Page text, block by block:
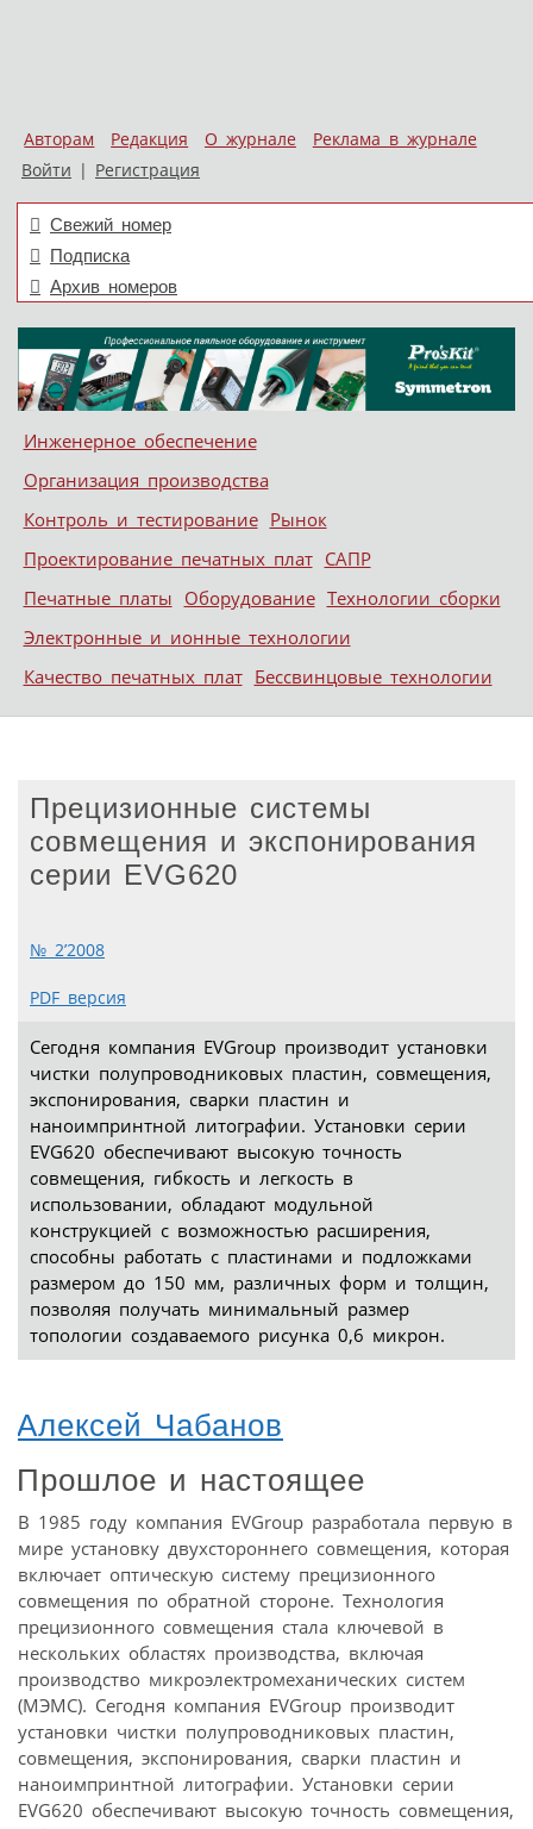
Авторам Редакция О журнале
Реклама в журнале
Войти | Регистрация
Свежий номер
Подписка
Архив номеров
Меню
Skip to content
Инженерное обеспечение
Организация производства
Контроль и тестирование Рынок
Проектирование печатных плат САПР
Печатные платы Оборудование Технологии сборки
Электронные и ионные технологии
Качество печатных плат Бессвинцовые технологии
Прецизионные системы
совмещения и экспонирования
серии EVG620
№ 2’2008
PDF версия
Сегодня компания EVGroup производит установки
чистки полупроводниковых пластин, совмещения,
экспонирования, сварки пластин и
наноимпринтной литографии. Установки серии
EVG620 обеспечивают высокую точность
совмещения, гибкость и легкость в
использовании, обладают модульной
конструкцией с возможностью расширения,
способны работать с пластинами и подложками
размером до 150 мм, различных форм и толщин,
позволяя получать минимальный размер
топологии создаваемого рисунка 0,6 микрон.
Алексей Чабанов
Прошлое и настоящее
В 1985 году компания EVGroup разработала первую в
мире установку двухстороннего совмещения, которая
включает оптическую систему прецизионного
совмещения по обратной стороне. Технология
прецизионного совмещения стала ключевой в
нескольких областях производства, включая
производство микроэлектромеханических систем
(МЭМС). Сегодня компания EVGroup производит
установки чистки полупроводниковых пластин,
совмещения, экспонирования, сварки пластин и
наноимпринтной литографии. Установки серии
EVG620 обеспечивают высокую точность совмещения,